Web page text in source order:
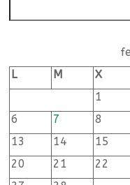
y
centros
públicos
educación
infantil
y
L
M X
1
6
7 8
13
14 15
20
21 22